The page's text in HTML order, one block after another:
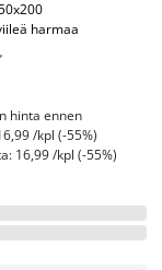
harmaa
hinta ennen
/kpl (-55%)
16,99 /kpl (-55%)